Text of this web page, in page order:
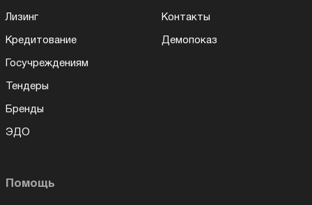
Лизинг
Кредитование
Госучреждениям
Тендеры
Бренды
ЭДО
Контакты
Демопоказ
Помощь